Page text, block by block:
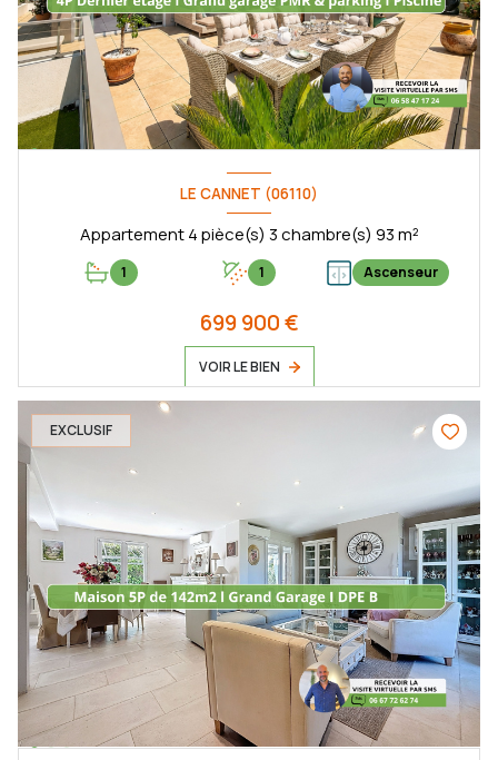
LE CANNET (06110)
Appartement 4 pièce(s) 3 chambre(s) 93 m²
1 1 Ascenseur
699 900 €
VOIR LE BIEN
EXCLUSIF